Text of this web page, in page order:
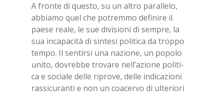
A fron­te di que­sto, su un al­tro pa­ral­le­lo,
ab­bia­mo quel che po­trem­mo de­fi­ni­re il
pae­se rea­le, le sue di­vi­sio­ni di sem­pre, la
sua in­ca­pa­ci­tà di sin­te­si po­li­ti­ca da trop­po
tem­po. Il sen­tir­si una na­zio­ne, un po­po­lo
uni­to, do­vreb­be tro­va­re nel­l’a­zio­ne po­li­ti­
ca e so­cia­le del­le ri­pro­ve, del­le in­di­ca­zio­ni
ras­si­cu­ran­ti e non un coa­cer­vo di ul­te­rio­ri